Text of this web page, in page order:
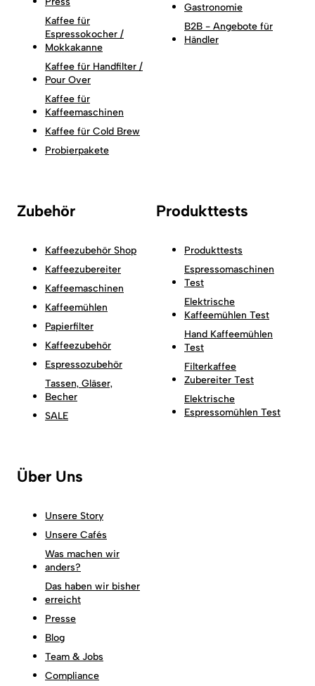
Kaffee für
Espressokocher /
Mokkakanne
Kaffee für Handfilter /
Pour Over
Kaffee für
Kaffeemaschinen
Kaffee für Cold Brew
Probierpakete
Gastronomie
B2B - Angebote für
Händler
Zubehör
Kaffeezubehör Shop
Kaffeezubereiter
Kaffeemaschinen
Kaffeemühlen
Papierfilter
Kaffeezubehör
Espressozubehör
Tassen, Gläser,
Becher
SALE
Produkttests
Produkttests
Espressomaschinen
Test
Elektrische
Kaffeemühlen Test
Hand Kaffeemühlen
Test
Filterkaffee
Zubereiter Test
Elektrische
Espressomühlen Test
Über Uns
Unsere Story
Unsere Cafés
Was machen wir
anders?
Das haben wir bisher
erreicht
Presse
Blog
Team & Jobs
Compliance